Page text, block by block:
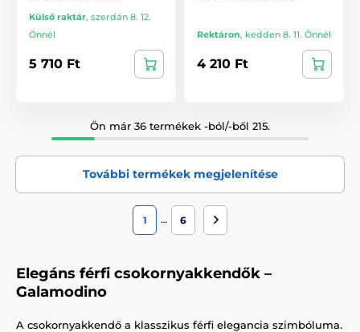
Külső raktár, szerdán 8. 12.
Önnél
5 710 Ft
Rektáron, kedden 8. 11. Önnél
4 210 Ft
Ön már 36 termékek -ból/-ből 215.
További termékek megjelenítése
1 … 6
Elegáns férfi csokornyakkendők –
Galamodino
A csokornyakkendő a klasszikus férfi elegancia szimbóluma.